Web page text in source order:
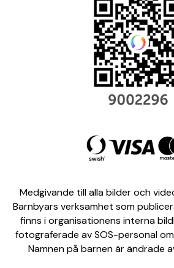
Medgivande till alla bilder och
Barnbyars verksamhet som
finns i organisationens interna
fotograferade av SOS-personal
Namnen på barnen är ändrade